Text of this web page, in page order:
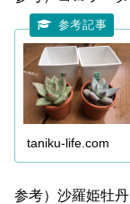
taniku-life.com
参考）沙羅姫牡丹